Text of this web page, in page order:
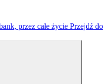
Przejdź do